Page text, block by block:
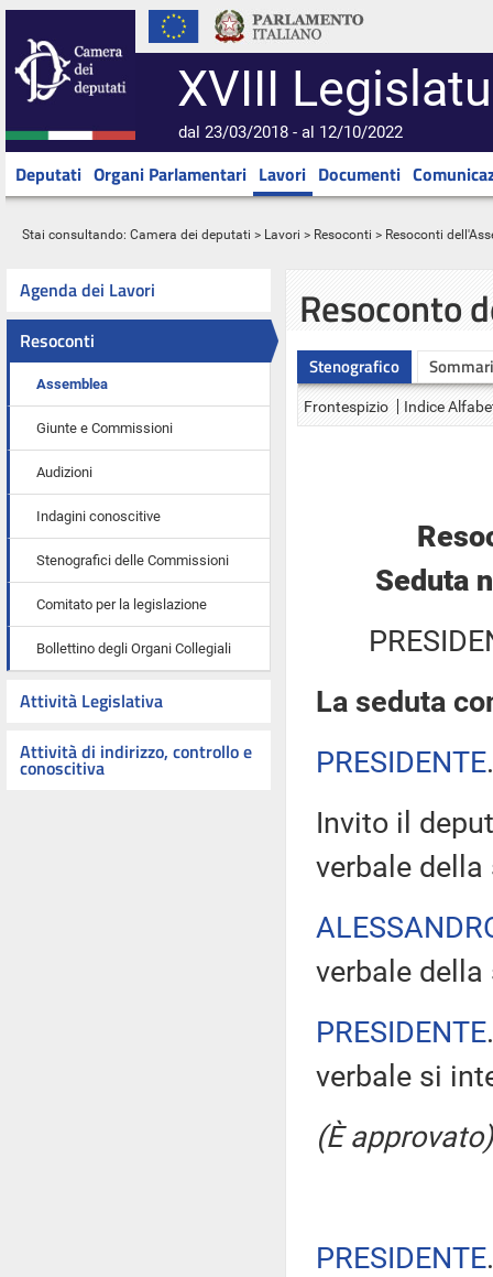
XVIII
dal 23/03/2018 - al 12/10/2022
Deputati Organi Parlamentari Lavori Documenti
Stai consultando: Camera dei deputati > Lavori > Resoconti > Resoconti
Agenda dei Lavori
Resoconti
Assemblea
Giunte e Commissioni
Audizioni
Indagini conoscitive
Stenografici delle Commissioni
Comitato per la legislazione
Bollettino degli Organi Collegiali
Attività Legislativa
Attività di indirizzo, controllo e
conoscitiva
Resoconto
Stenografico
Frontespizio Indice
Seduta
La seduta
PRESIDENTE
Invito il
verbale della
verbale
PRESIDENTE
verbale si
(È approvato)
PRESIDENTE